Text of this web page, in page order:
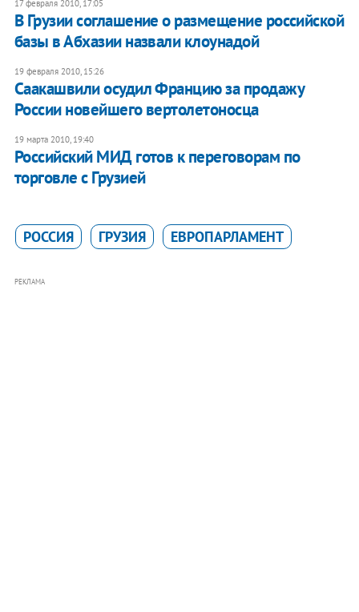
17 февраля 2010, 17:05
В Грузии соглашение о размещение российской
базы в Абхазии назвали клоунадой
19 февраля 2010, 15:26
Саакашвили осудил Францию за продажу
России новейшего вертолетоносца
19 марта 2010, 19:40
Российский МИД готов к переговорам по
торговле с Грузией
РОССИЯ ГРУЗИЯ ЕВРОПАРЛАМЕНТ
РЕКЛАМА